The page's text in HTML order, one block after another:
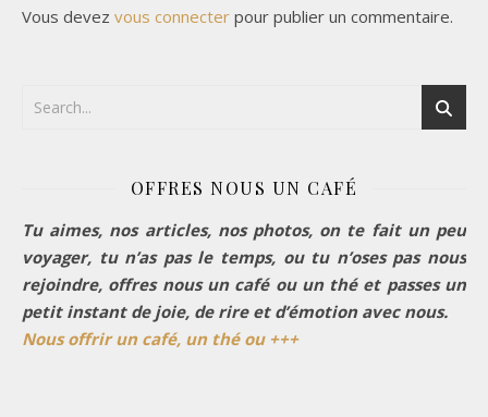
Vous devez vous connecter pour publier un commentaire.
OFFRES NOUS UN CAFÉ
Tu aimes, nos articles, nos photos, on te fait un peu
voyager, tu n’as pas le temps, ou tu n’oses pas nous
rejoindre, offres nous un café ou un thé et passes un
petit instant de joie, de rire et d’émotion avec nous.
Nous offrir un café, un thé ou +++